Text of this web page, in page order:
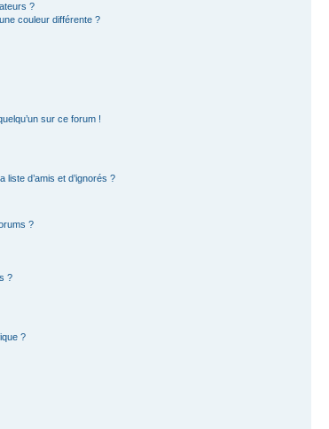
?
couleur différente ?
sur ce forum !
d’amis et d’ignorés ?
?
?
?